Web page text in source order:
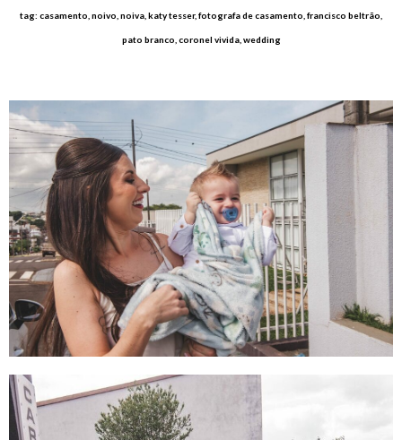
tag: casamento, noivo, noiva, katy tesser, fotografa de casamento, francisco beltrão,
pato branco, coronel vivida, wedding